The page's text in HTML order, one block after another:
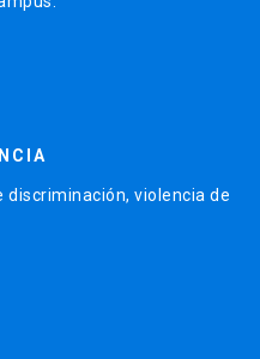
discriminación, violencia de